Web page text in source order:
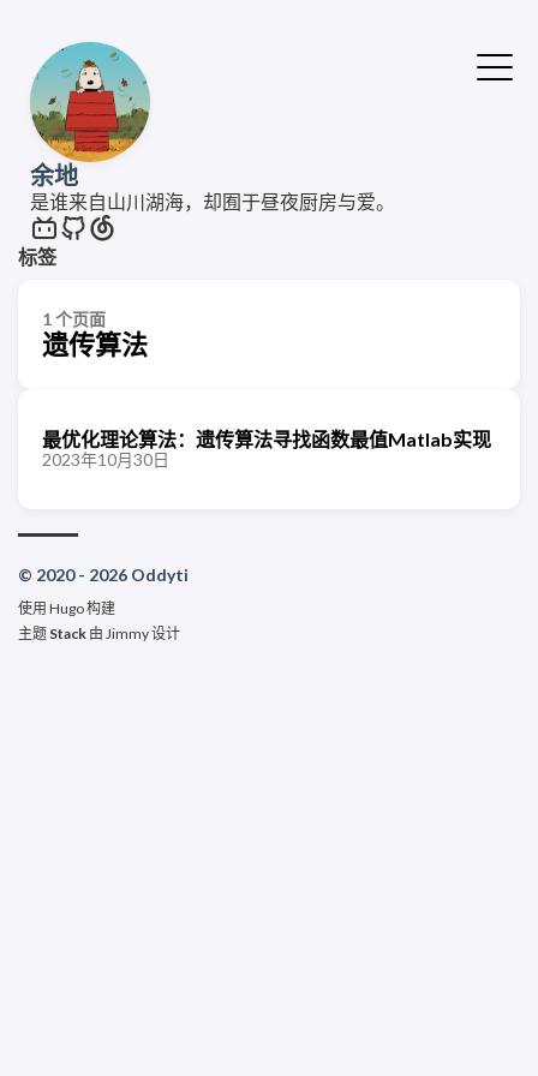
余地
是谁来自山川湖海，却囿于昼夜厨房与爱。
标签
1 个页面
遗传算法
最优化理论算法：遗传算法寻找函数最值Matlab实现
2023年10月30日
© 2020 - 2026 Oddyti
使用 Hugo构建
主题 Stack 由 Jimmy设计